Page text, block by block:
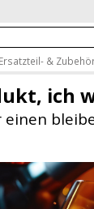
Ersatzteil- &
ich